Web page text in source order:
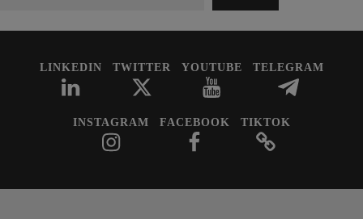
LINKEDIN TWITTER YOUTUBE TELEGRAM
INSTAGRAM FACEBOOK TIKTOK